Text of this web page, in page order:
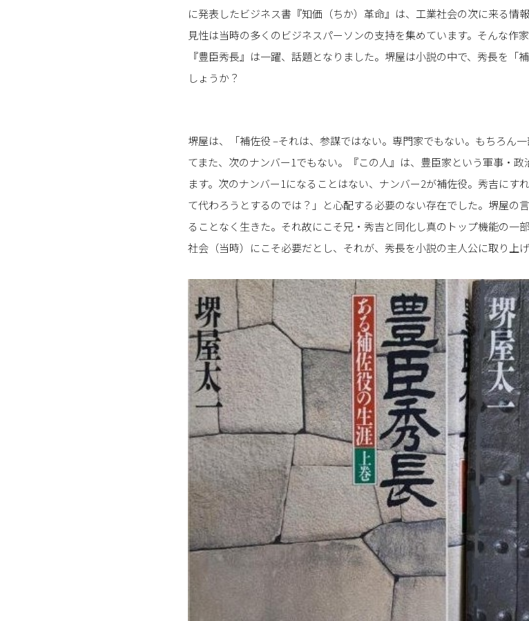
に発表したビジネス書『知価（ちか）革命』は、工業社会の次に来る情
見性は当時の多くのビジネスパーソンの支持を集めています。そんな作
『豊臣秀長』は一躍、話題となりました。堺屋は小説の中で、秀長を「
しょうか？
堺屋は、「補佐役 –それは、参謀ではない。専門家でもない。もちろん
てまた、次のナンバー1でもない。『この人』は、豊臣家という軍事・
ます。次のナンバー1になることはない、ナンバー2が補佐役。秀吉にす
て代わろうとするのでは？」と心配する必要のない存在でした。堺屋の
ることなく生きた。それ故にこそ兄・秀吉と同化し真のトップ機能の一
社会（当時）にこそ必要だとし、それが、秀長を小説の主人公に取り上